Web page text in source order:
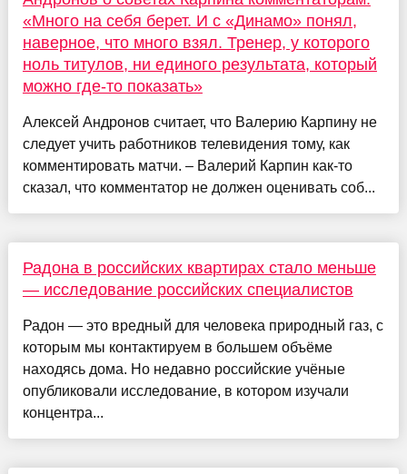
«Много на себя берет. И с «Динамо» понял,
наверное, что много взял. Тренер, у которого
ноль титулов, ни единого результата, который
можно где-то показать»
Алексей Андронов считает, что Валерию Карпину не
следует учить работников телевидения тому, как
комментировать матчи. – Валерий Карпин как-то
сказал, что комментатор не должен оценивать соб...
Радона в российских квартирах стало меньше
— исследование российских специалистов
Радон — это вредный для человека природный газ, с
которым мы контактируем в большем объёме
находясь дома. Но недавно российские учёные
опубликовали исследование, в котором изучали
концентра...